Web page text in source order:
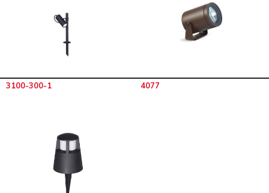
3100-300-1 4077